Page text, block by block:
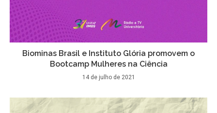
Biominas Brasil e Instituto Glória promovem o
Bootcamp Mulheres na Ciência
14 de julho de 2021